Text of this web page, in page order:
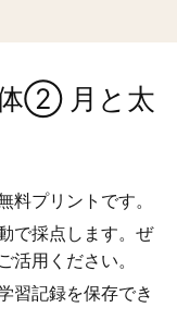
体② 月と太
プリントです。
で採点します。ぜ
活用ください。
習記録を保存でき